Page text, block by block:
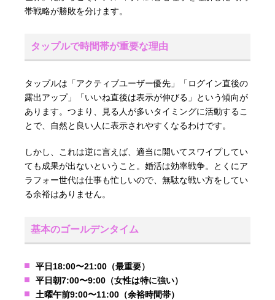
帯戦略が勝敗を分けます。
タップルで時間帯が重要な理由
タップルは「アクティブユーザー優先」「ログイン直後の
露出アップ」「いいね直後は表示が伸びる」という傾向が
あります。つまり、見る人が多いタイミングに活動するこ
とで、自然と良い人に表示されやすくなるわけです。
しかし、これは逆に言えば、適当に開いてスワイプしてい
ても成果が出ないということ。婚活は効率戦争。とくにア
ラフォー世代は仕事も忙しいので、無駄な戦い方をしてい
る余裕はありません。
基本のゴールデンタイム
平日18:00〜21:00（最重要）
平日朝7:00〜9:00（女性は特に強い）
土曜午前9:00〜11:00（余裕時間帯）